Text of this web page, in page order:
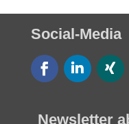
Social-Media
Newsletter